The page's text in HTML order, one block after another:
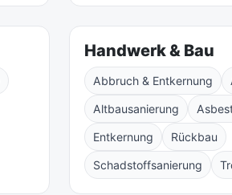
Handwerk & Bau
Abbruch & Entkernung
Altbausanierung
Entkernung Rückbau
Schadstoffsanierung